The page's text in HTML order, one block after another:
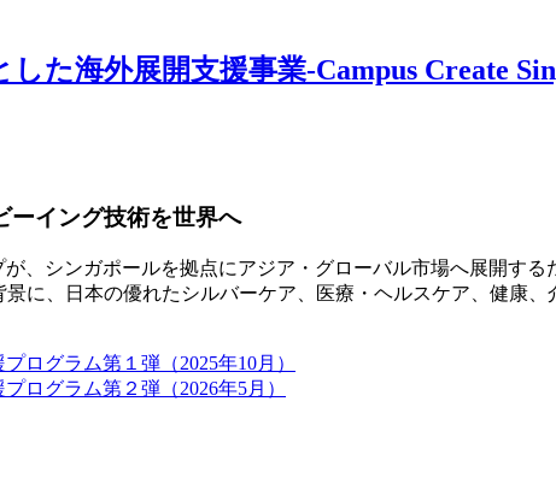
た海外展開支援事業-Campus Create
ーイング技術を世界へ
、シンガポールを拠点にアジア・グローバル市場へ展開す
に、日本の優れたシルバーケア、医療・ヘルスケア、健康
ログラム第１弾（2025年10月）
ログラム第２弾（2026年5月）